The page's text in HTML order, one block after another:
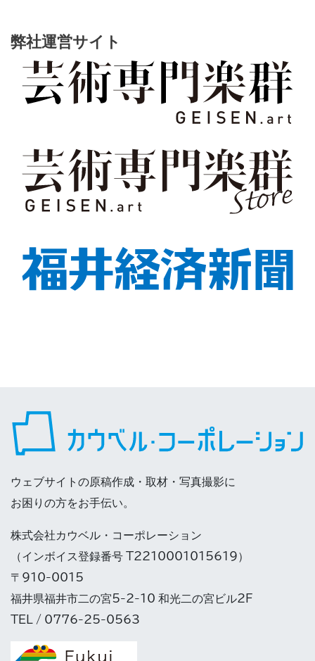
弊社運営サイト
ウェブサイトの原稿作成・取材・写真撮影に
お困りの方をお手伝い。
株式会社カウベル・コーポレーション
（インボイス登録番号 T2210001015619）
〒910-0015
福井県福井市二の宮5-2-10 和光二の宮ビル2F
TEL / 0776-25-0563